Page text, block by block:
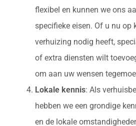
flexibel en kunnen we ons
specifieke eisen. Of u nu op
verhuizing nodig heeft,
of extra diensten wilt
om aan uw wensen
Lokale kennis: Als
hebben we een grondige
en de lokale